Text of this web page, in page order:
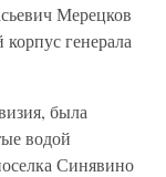
Мерецков
генерала
была
водой
Синявино